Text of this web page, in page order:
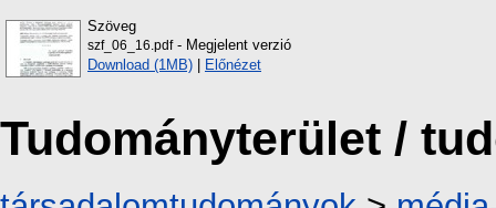
Szöveg
szf_06_16.pdf- Megjelent verzió
Download (1MB) | Előnézet
Tudományterület /